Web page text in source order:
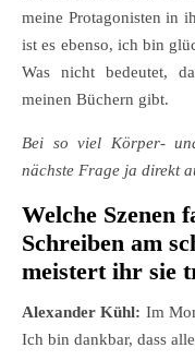
meine Protagonisten in
ist es ebenso, ich bin
Was nicht bedeutet,
meinen Büchern gibt.
Bei so viel Körper-
nächste Frage ja direkt
Welche Szenen
Schreiben am
meistert ihr sie
Alexander Kühl: Im
Ich bin dankbar, dass